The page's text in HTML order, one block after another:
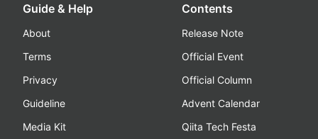
Guide & Help
About
Terms
Privacy
Guideline
Media Kit
Contents
Release Note
Official Event
Official Column
Advent Calendar
Qiita Tech Festa